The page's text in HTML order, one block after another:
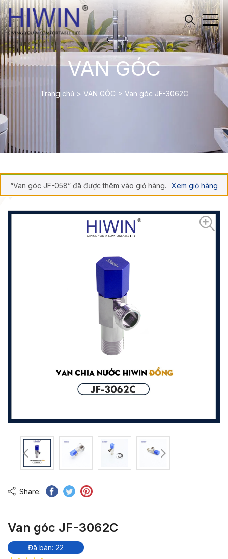
VAN GÓC
Trang chủ > VAN GÓC > Van góc JF-3062C
“Van góc JF-058” đã được thêm vào giỏ hàng. Xem giỏ hàng
Share:
Van góc JF-3062C
Đã bán: 22